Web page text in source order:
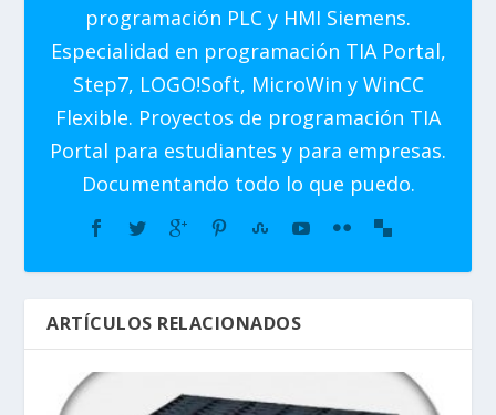
programación PLC y HMI Siemens.
Especialidad en programación TIA Portal,
Step7, LOGO!Soft, MicroWin y WinCC
Flexible. Proyectos de programación TIA
Portal para estudiantes y para empresas.
Documentando todo lo que puedo.
ARTÍCULOS RELACIONADOS